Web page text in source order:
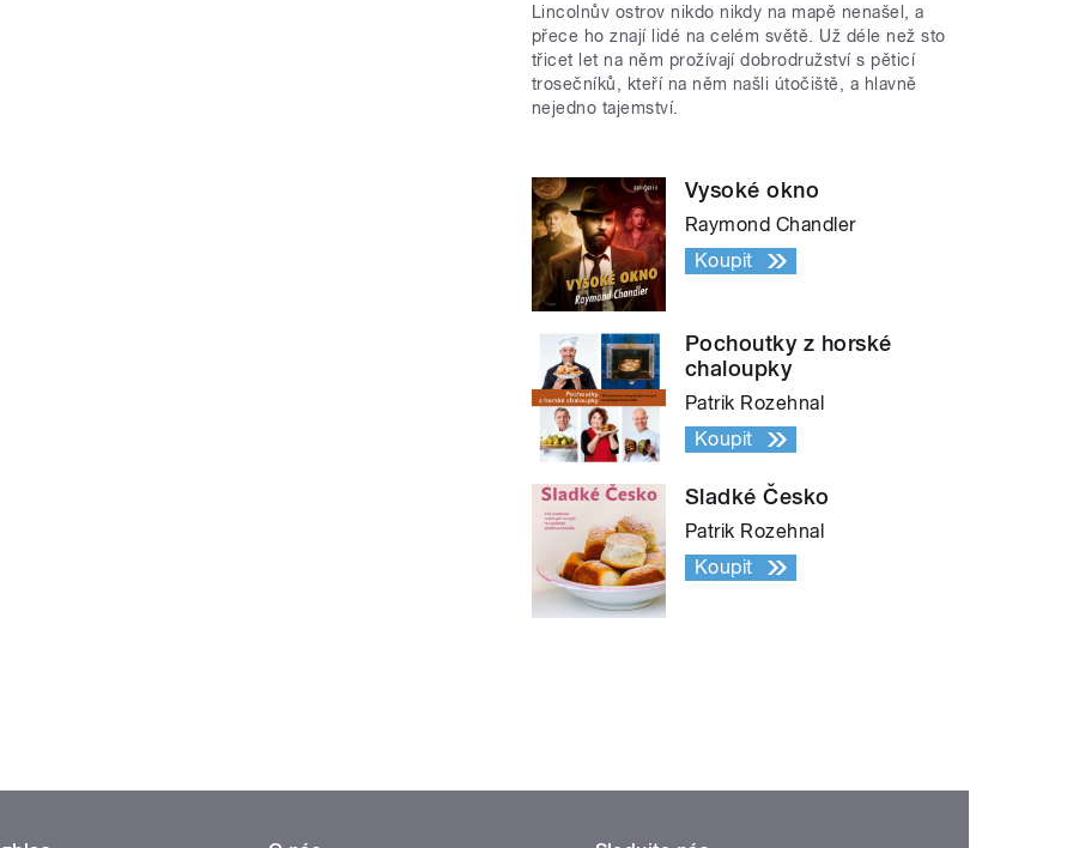
Lincolnův ostrov nikdo nikdy na mapě nenašel, a
přece ho znají lidé na celém světě. Už déle než sto
třicet let na něm prožívají dobrodružství s pěticí
trosečníků, kteří na něm našli útočiště, a hlavně
nejedno tajemství.
Vysoké okno
Raymond Chandler
Koupit
Pochoutky z horské
chaloupky
Patrik Rozehnal
Koupit
Sladké Česko
Patrik Rozehnal
Koupit